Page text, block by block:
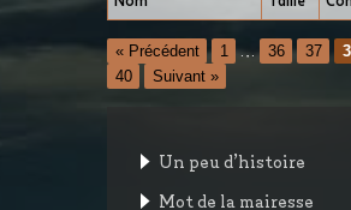
« Précédent 1 … 36 37
40
Suivant »
Un peu d’histoire
Mot de la mairesse